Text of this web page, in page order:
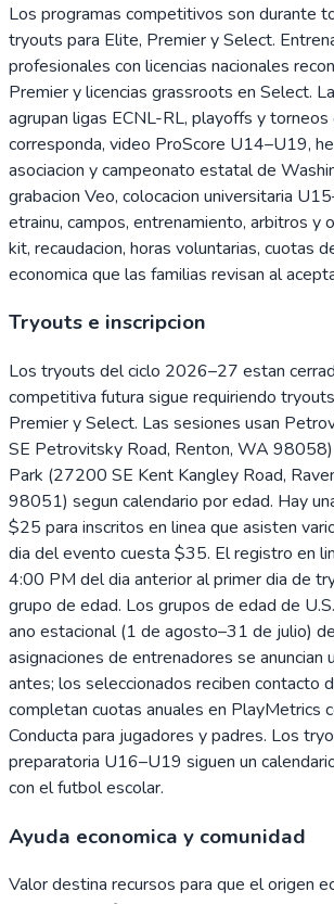
Los programas competitivos son durante
tryouts para Elite, Premier y Select.
profesionales con licencias nacionales
Premier y licencias grassroots en Select.
agrupan ligas ECNL-RL, playoffs y torneos
corresponda, video ProScore U14–U19,
asociacion y campeonato estatal de
grabacion Veo, colocacion universitaria
etrainu, campos, entrenamiento, arbitros y
kit, recaudacion, horas voluntarias, cuotas
economica que las familias revisan al
Tryouts e inscripcion
Los tryouts del ciclo 2026–27 estan
competitiva futura sigue requiriendo
Premier y Select. Las sesiones usan
SE Petrovitsky Road, Renton, WA
Park (27200 SE Kent Kangley Road,
98051) segun calendario por edad. Hay
$25 para inscritos en linea que asisten
dia del evento cuesta $35. El registro en
4:00 PM del dia anterior al primer dia de
grupo de edad. Los grupos de edad de
ano estacional (1 de agosto–31 de julio)
asignaciones de entrenadores se anuncian
antes; los seleccionados reciben contacto
completan cuotas anuales en PlayMetrics
Conducta para jugadores y padres. Los
preparatoria U16–U19 siguen un
con el futbol escolar.
Ayuda economica y comunidad
Valor destina recursos para que el origen